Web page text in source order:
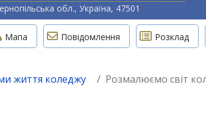
обл., Україна, 47501
Мапа Повідомлення Розклад
життя коледжу Розмалюємо світ